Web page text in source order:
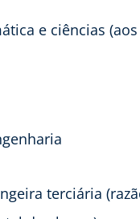
e ciências
terciária